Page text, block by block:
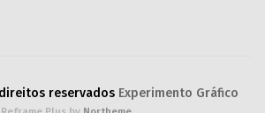
reservados Experimento Gráfico